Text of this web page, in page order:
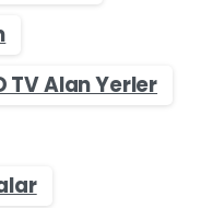
TV Alan Yerler